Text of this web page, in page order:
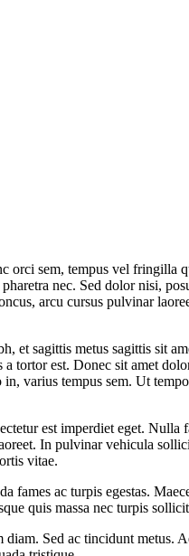
orci sem, tempus vel fringilla
nec. Sed dolor nisi,
arcu cursus pulvinar
et sagittis metus sagittis sit
est. Donec sit amet
varius tempus sem. Ut
est imperdiet eget. Nulla
In pulvinar vehicula
vitae.
fames ac turpis egestas.
quis massa nec turpis
Sed ac tincidunt metus.